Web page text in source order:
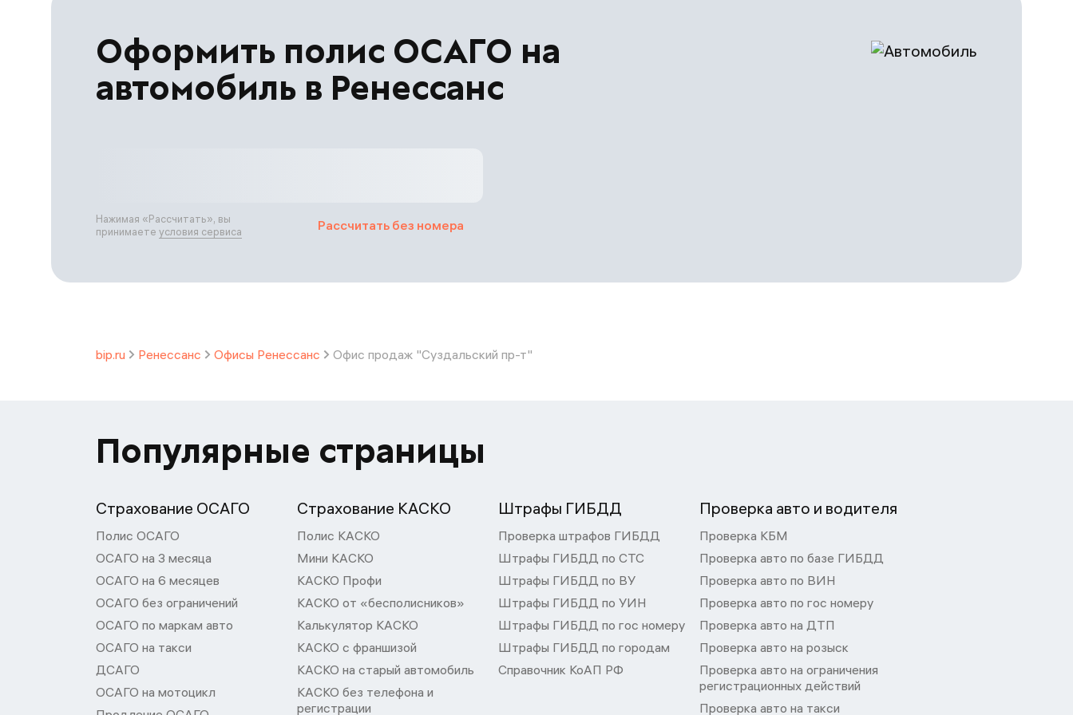
Оформить полис ОСАГО на
автомобиль в Ренессанс
Рассчитать без номера
Нажимая «Рассчитать», вы
принимаете условия сервиса
bip.ru Ренессанс Офисы Ренессанс Офис продаж "Суздальский пр-т"
Популярные страницы
Страхование ОСАГО
Полис ОСАГО
ОСАГО на 3 месяца
ОСАГО на 6 месяцев
ОСАГО без ограничений
ОСАГО по маркам авто
ОСАГО на такси
ДСАГО
ОСАГО на мотоцикл
Страхование КАСКО
Полис КАСКО
Мини КАСКО
КАСКО Профи
КАСКО от «бесполисников»
Калькулятор КАСКО
КАСКО с франшизой
КАСКО на старый автомобиль
КАСКО без телефона и
регистрации
Штрафы ГИБДД
Проверка штрафов ГИБДД
Штрафы ГИБДД по СТС
Штрафы ГИБДД по ВУ
Штрафы ГИБДД по УИН
Штрафы ГИБДД по гос номеру
Штрафы ГИБДД по городам
Справочник КоАП РФ
Проверка авто и водителя
Проверка КБМ
Проверка авто по базе ГИБДД
Проверка авто по ВИН
Проверка авто по гос номеру
Проверка авто на ДТП
Проверка авто на розыск
Проверка авто на ограничения
регистрационных действий
Проверка авто на такси